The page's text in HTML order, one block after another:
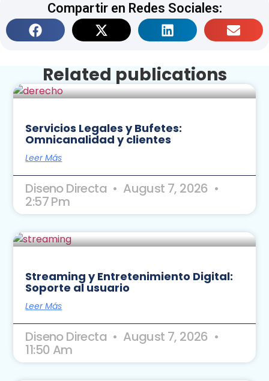
Compartir en Redes Sociales:
Related publications
Servicios Legales y Bufetes:
Omnicanalidad y clientes
Leer Más
Diseno Directa August 7, 2026
2:57 Pm
Streaming y Entretenimiento Digital:
Soporte al usuario
Leer Más
Diseno Directa August 7, 2026
11:50 Am